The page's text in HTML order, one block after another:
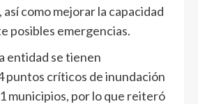
así como mejorar la capacidad
posibles emergencias.
entidad se tienen
puntos críticos de inundación
municipios, por lo que reiteró